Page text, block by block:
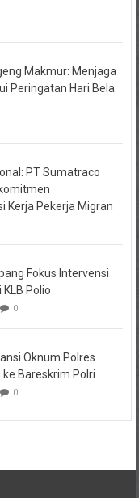
Makmur: Menjaga
Peringatan Hari Bela
PT Sumatraco
Kerja Pekerja Migran
Fokus Intervensi
Polio
0
Oknum Polres
Bareskrim Polri
0